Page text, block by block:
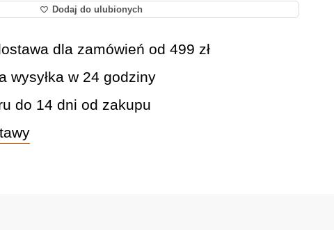
Dodaj do ulubionych
dla zamówień od 499 zł
wysyłka w 24 godziny
do 14 dni od zakupu